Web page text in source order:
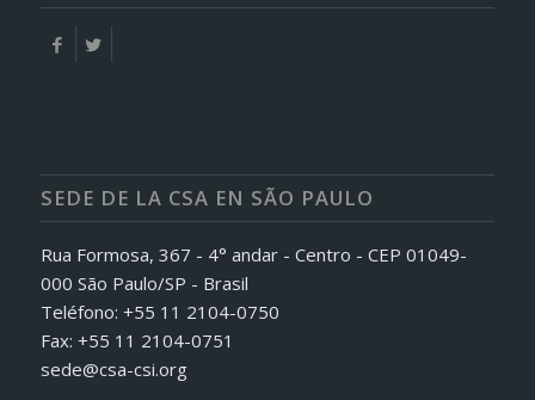
SEDE DE LA CSA EN SÃO PAULO
Rua Formosa, 367 - 4° andar - Centro - CEP 01049-
000 São Paulo/SP - Brasil
Teléfono: +55 11 2104-0750
Fax: +55 11 2104-0751
sede@csa-csi.org